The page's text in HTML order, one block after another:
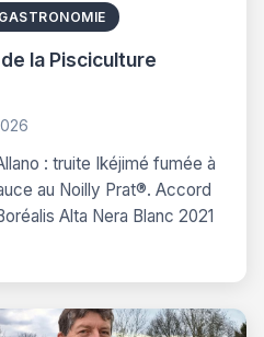
la Pisciculture
: truite Ikéjimé fumée à
au Noilly Prat®. Accord
Alta Nera Blanc 2021